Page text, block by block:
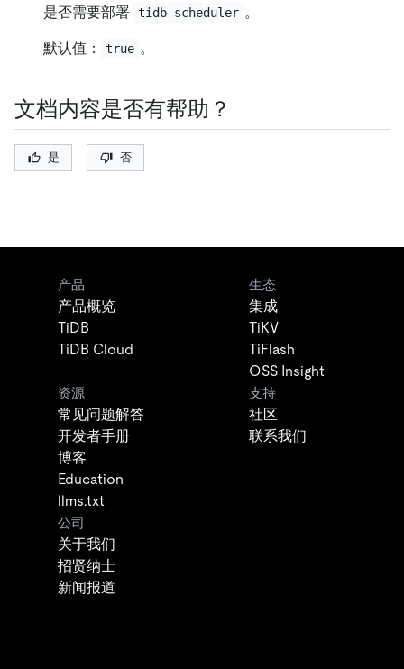
是否需要部署 tidb-scheduler 。
默认值： true 。
文档内容是否有帮助？
是 否
产品
产品概览
TiDB
TiDB Cloud
生态
集成
TiKV
TiFlash
OSS Insight
资源
常见问题解答
开发者手册
博客
Education
llms.txt
支持
社区
联系我们
公司
关于我们
招贤纳士
新闻报道